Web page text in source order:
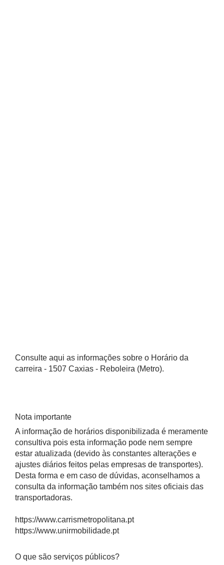
Consulte aqui as informações sobre o Horário da
carreira - 1507 Caxias - Reboleira (Metro).
Nota importante
A informação de horários disponibilizada é meramente
consultiva pois esta informação pode nem sempre
estar atualizada (devido às constantes alterações e
ajustes diários feitos pelas empresas de transportes).
Desta forma e em caso de dúvidas, aconselhamos a
consulta da informação também nos sites oficiais das
transportadoras.
https://www.carrismetropolitana.pt
https://www.unirmobilidade.pt
O que são serviços públicos?